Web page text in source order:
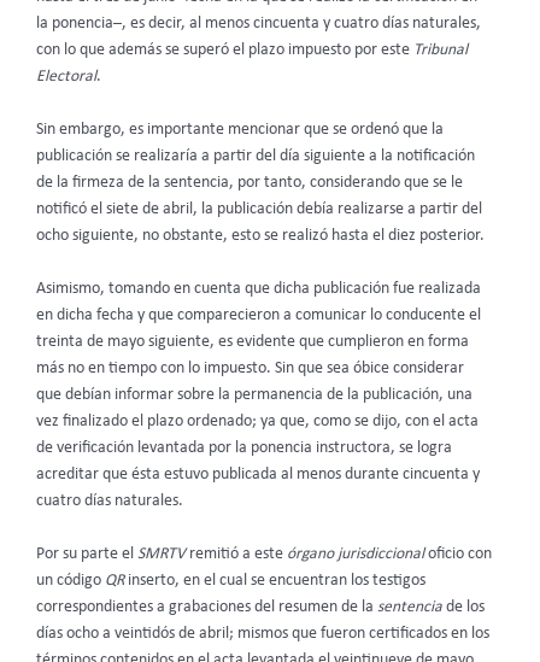
la ponencia–, es decir, al menos cincuenta y cuatro días naturales,
con lo que además se superó el plazo impuesto por este Tribunal
Electoral.
Sin embargo, es importante mencionar que se ordenó que la
publicación se realizaría a partir del día siguiente a la notificación
de la firmeza de la sentencia, por tanto, considerando que se le
notificó el siete de abril, la publicación debía realizarse a partir del
ocho siguiente, no obstante, esto se realizó hasta el diez posterior.
Asimismo, tomando en cuenta que dicha publicación fue realizada
en dicha fecha y que comparecieron a comunicar lo conducente el
treinta de mayo siguiente, es evidente que cumplieron en forma
más no en tiempo con lo impuesto. Sin que sea óbice considerar
que debían informar sobre la permanencia de la publicación, una
vez finalizado el plazo ordenado; ya que, como se dijo, con el acta
de verificación levantada por la ponencia instructora, se logra
acreditar que ésta estuvo publicada al menos durante cincuenta y
cuatro días naturales.
Por su parte el SMRTVremitió a este órgano jurisdiccionaloficio con
un código QRinserto, en el cual se encuentran los testigos
correspondientes a grabaciones del resumen de la sentencia de los
días ocho a veintidós de abril; mismos que fueron certificados en los